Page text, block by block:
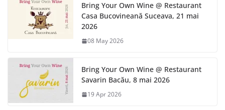
Bring Your Own Wine @ Restaurant
Casa Bucovineană Suceava, 21 mai
2026
08 May 2026
Bring Your Own Wine @ Restaurant
Savarin Bacău, 8 mai 2026
19 Apr 2026